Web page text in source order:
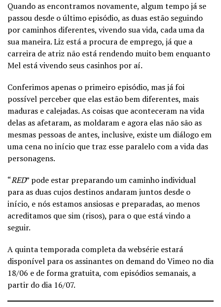
Quando as encontramos novamente, algum tempo já se
passou desde o último episódio, as duas estão seguindo
por caminhos diferentes, vivendo sua vida, cada uma da
sua maneira. Liz está a procura de emprego, já que a
carreira de atriz não está rendendo muito bem enquanto
Mel está vivendo seus casinhos por aí.
Conferimos apenas o primeiro episódio, mas já foi
possível perceber que elas estão bem diferentes, mais
maduras e calejadas. As coisas que aconteceram na vida
delas as afetaram, as moldaram e agora elas não são as
mesmas pessoas de antes, inclusive, existe um diálogo em
uma cena no início que traz esse paralelo com a vida das
personagens.
“RED” pode estar preparando um caminho individual
para as duas cujos destinos andaram juntos desde o
início, e nós estamos ansiosas e preparadas, ao menos
acreditamos que sim (risos), para o que está vindo a
seguir.
A quinta temporada completa da websérie estará
disponível para os assinantes on demand do Vimeo no dia
18/06 e de forma gratuita, com episódios semanais, a
partir do dia 16/07.